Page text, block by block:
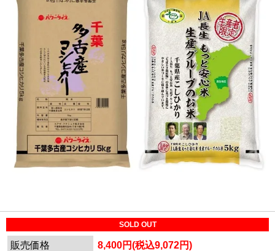
SOLD OUT
販売価格 8,400円(税込9,072円)